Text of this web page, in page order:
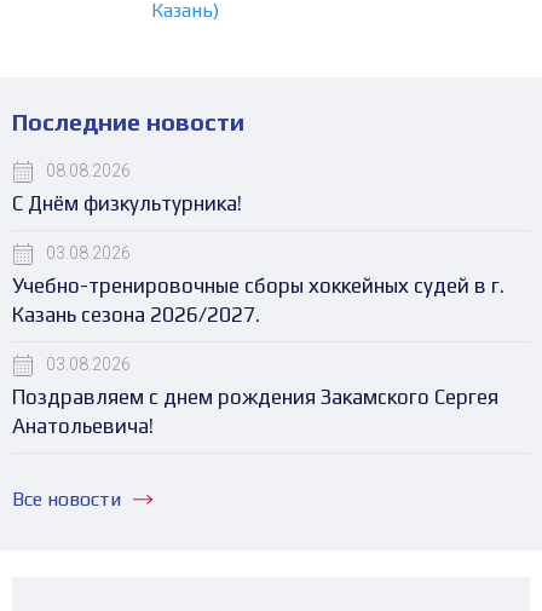
Казань)
Последние новости
08.08.2026
С Днём физкультурника!
03.08.2026
Учебно-тренировочные сборы хоккейных судей в г.
Казань сезона 2026/2027.
03.08.2026
Поздравляем с днем рождения Закамского Сергея
Анатольевича!
Все новости